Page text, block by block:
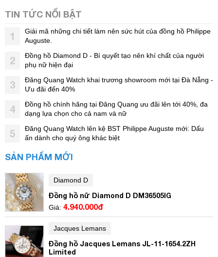
TIN TỨC NỔI BẬT
1
Giải mã những chi tiết làm nên sức hút của đồng hồ Philippe
Auguste.
2
Đồng hồ Diamond D - Bí quyết tạo nên khí chất của người
phụ nữ hiện đại
3
Đăng Quang Watch khai trương showroom mới tại Đà Nẵng -
Ưu đãi đến 40%
4
Đồng hồ chính hãng tại Đăng Quang ưu đãi lên tới 40%, đa
dạng lựa chọn cho cả nam và nữ
5
Đăng Quang Watch lên kệ BST Philippe Auguste mới: Dấu
ấn dành cho quý ông khác biệt
SẢN PHẨM MỚI
Diamond D
Đồng hồ nữ Diamond D DM36505IG
Giá: 4.940.000đ
Jacques Lemans
Đồng hồ Jacques Lemans JL-11-1654.2ZH
Limited